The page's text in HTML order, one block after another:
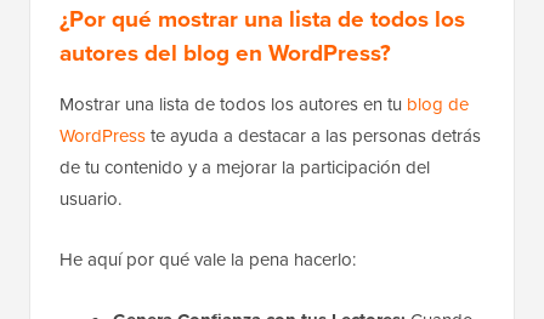
¿Por qué mostrar una lista de todos los
autores del blog en WordPress?
Mostrar una lista de todos los autores en tu blog de
WordPresste ayuda a destacar a las personas detrás
de tu contenido y a mejorar la participación del
usuario.
He aquí por qué vale la pena hacerlo: